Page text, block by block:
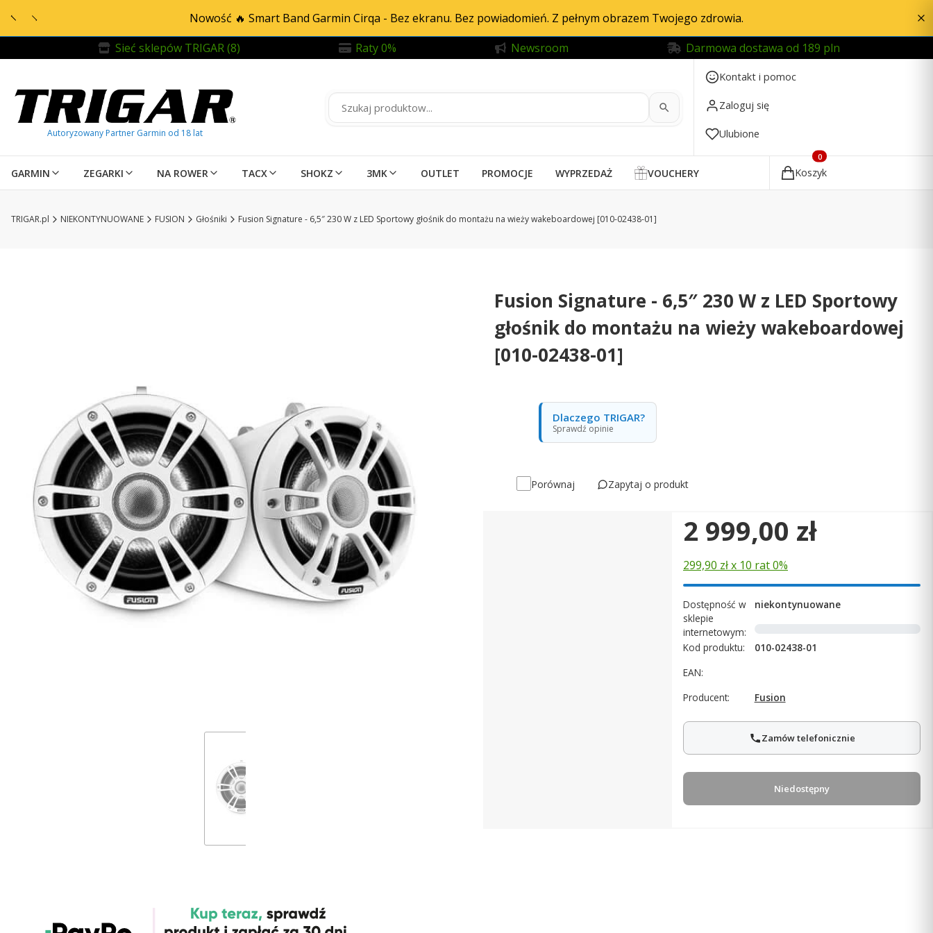
Nowość 🔥 Smart Band Garmin Cirqa - Bez ekranu. Bez powiadomień. Z pełnym obrazem Twojego zdrowia.
Sieć sklepów TRIGAR (8)
Raty 0% Newsroom Darmowa dostawa od 189 pln
Kontakt i pomoc
Zaloguj się
Ulubione
GARMIN ZEGARKI NA ROWER TACX SHOKZ 3MK OUTLET PROMOCJE WYPRZEDAŻ VOUCHERY
Produkty w koszyku: 0.
Koszyk
TRIGAR.pl NIEKONTYNUOWANE FUSION Głośniki Fusion Signature - 6,5″ 230 W z LED Sportowy głośnik do montażu na wieży wakeboardowej [010-02438-01]
Fusion Signature - 6,5″ 230 W z LED Sportowy
głośnik do montażu na wieży wakeboardowej
[010-02438-01]
Dlaczego TRIGAR?
Sprawdź opinie
Porównaj Zapytaj o produkt
Cena
2 999,00 zł
299,90 zł x 10 rat 0%
Dostępność w
sklepie
internetowym:
niekontynuowane
Kod produktu:
010-02438-01
EAN:
Producent:
Fusion
Zamów telefonicznie
Niedostępny